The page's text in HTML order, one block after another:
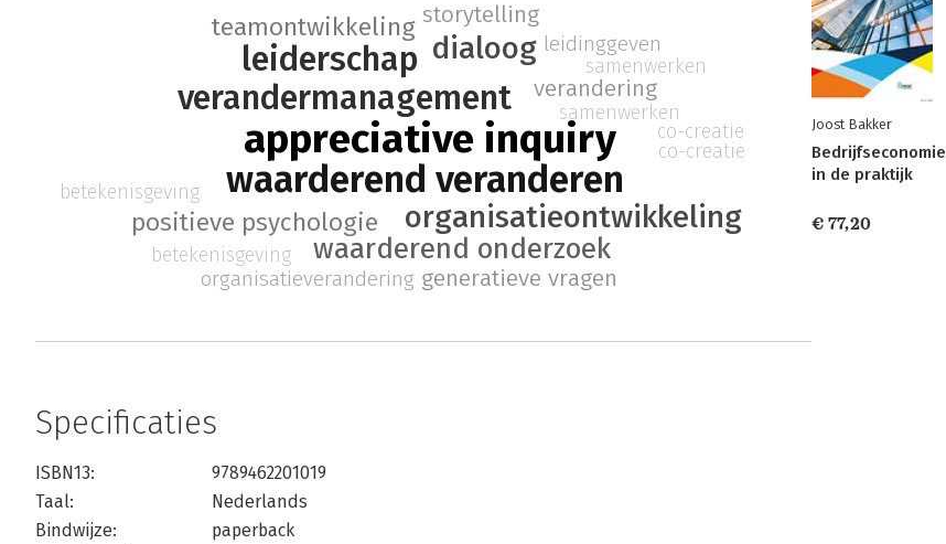
appreciative inquiry
waarderend veranderen
verandermanagement
leiderschap dialoog
organisatieontwikkeling
waarderend onderzoek
positieve psychologie
teamontwikkeling
verandering
generatieve vragen
storytelling
leidinggeven
organisatieverandering
betekenisgeving
samenwerken
co-creatie
betekenisgeving
samenwerken
co-creatie
Specificaties
ISBN13:
9789462201019
Taal:
Nederlands
Bindwijze:
paperback
Joost Bakker
Bedrijfseconomie
in de praktijk
€ 77,20